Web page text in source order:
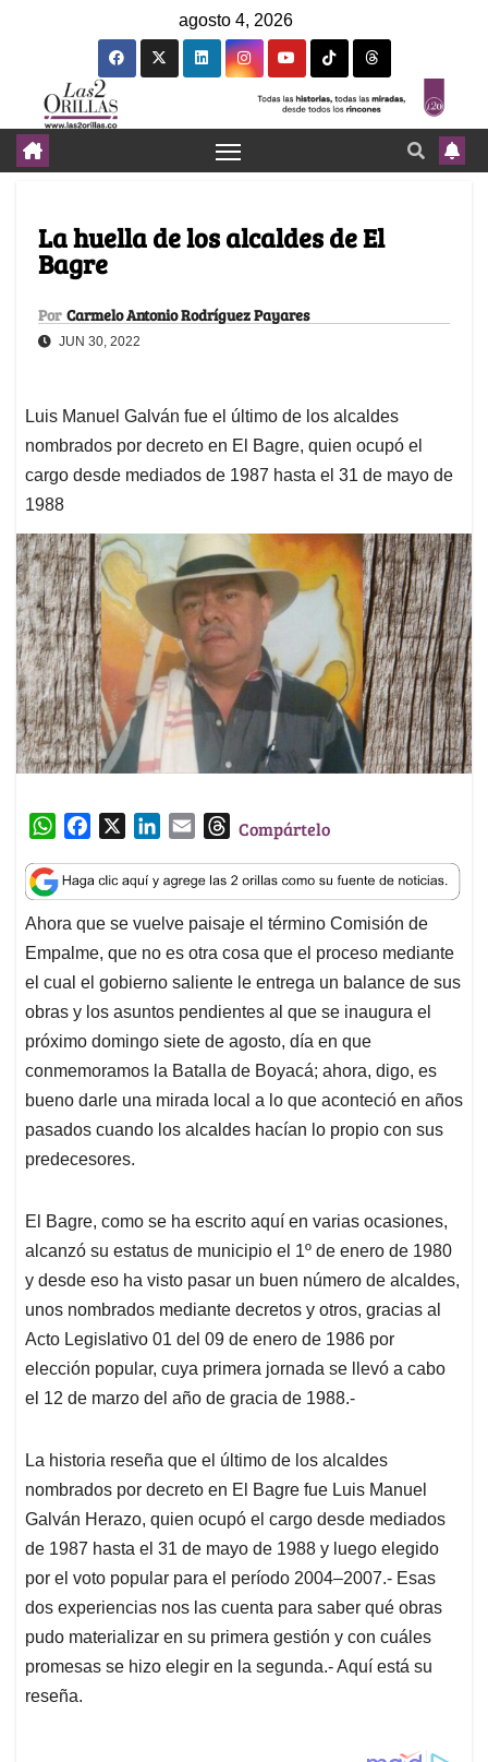
agosto 4, 2026
La huella de los alcaldes de El
Bagre
Por Carmelo Antonio Rodríguez Payares
JUN 30, 2022
Luis Manuel Galván fue el último de los alcaldes
nombrados por decreto en El Bagre, quien ocupó el
cargo desde mediados de 1987 hasta el 31 de mayo de
1988
W
a
t
s
A
p
p
c
e
b
o
o
k
n
k
e
d
I
n
a
i
l
T
r
e
a
d
s
Compártelo
Ahora que se vuelve paisaje el término Comisión de
Empalme, que no es otra cosa que el proceso mediante
el cual el gobierno saliente le entrega un balance de sus
obras y los asuntos pendientes al que se inaugura el
próximo domingo siete de agosto, día en que
conmemoramos la Batalla de Boyacá; ahora, digo, es
bueno darle una mirada local a lo que aconteció en años
pasados cuando los alcaldes hacían lo propio con sus
predecesores.
El Bagre, como se ha escrito aquí en varias ocasiones,
alcanzó su estatus de municipio el 1º de enero de 1980
y desde eso ha visto pasar un buen número de alcaldes,
unos nombrados mediante decretos y otros, gracias al
Acto Legislativo 01 del 09 de enero de 1986 por
elección popular, cuya primera jornada se llevó a cabo
el 12 de marzo del año de gracia de 1988.-
La historia reseña que el último de los alcaldes
nombrados por decreto en El Bagre fue Luis Manuel
Galván Herazo, quien ocupó el cargo desde mediados
de 1987 hasta el 31 de mayo de 1988 y luego elegido
por el voto popular para el período 2004–2007.- Esas
dos experiencias nos las cuenta para saber qué obras
pudo materializar en su primera gestión y con cuáles
promesas se hizo elegir en la segunda.- Aquí está su
reseña.